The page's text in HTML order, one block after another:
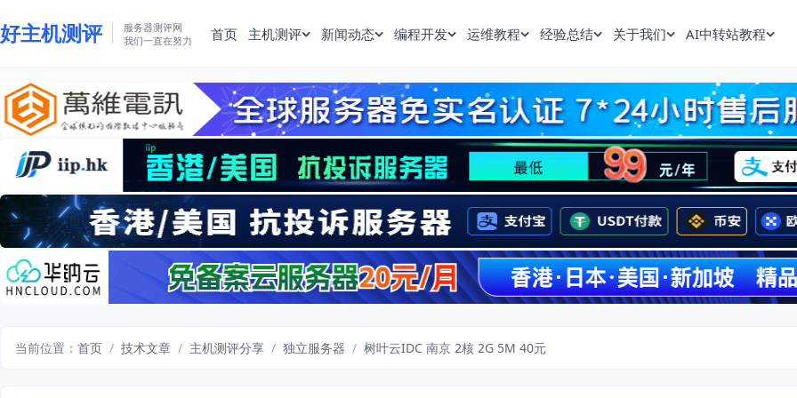
好主机测评
服务器测评网
我们一直在努力
首页 主机测评 新闻动态 编程开发 运维教程 经验总结 关于我们 AI中转站教程
当前位置： 首页 / 技术文章 / 主机测评分享 / 独立服务器 / 树叶云IDC 南京 2核 2G 5M 40元